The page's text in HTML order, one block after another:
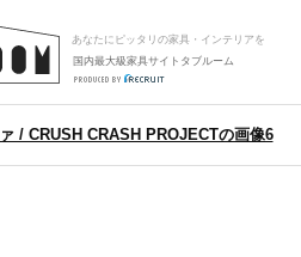
あなたにピッタリの家具・インテリアを
国内最大級家具サイトタブルーム
/ CRUSH CRASH PROJECTの画像6